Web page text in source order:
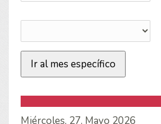
Ir al mes específico
Miércoles, 27. Mayo 2026